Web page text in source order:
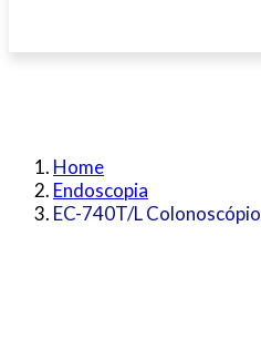
Home
Endoscopia
EC-740T/L Colonoscópio